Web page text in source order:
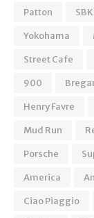
Patton
SBK
Yokohama
Street Cafe
900
Henry Favre
Mud Run
Porsche
America
Ciao Piaggio